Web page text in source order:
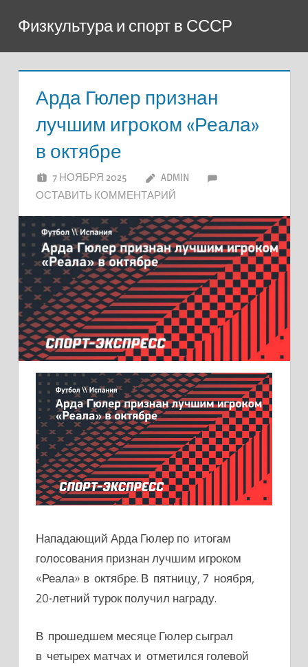
содержимому
Физкультура и спорт в СССР
Арда Гюлер признан
лучшим игроком «Реала»
в октябре
7 НОЯБРЯ 2025
ADMIN
ОСТАВИТЬ КОММЕНТАРИЙ
Нападающий Арда Гюлер по итогам
голосования признан лучшим игроком
«Реала» в октябре. В пятницу, 7 ноября,
20-летний турок получил награду.
В прошедшем месяце Гюлер сыграл
в четырех матчах и отметился голевой